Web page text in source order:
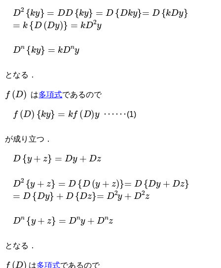
D2 {ky DD{ ky}= {Dky} D{ kDy }
k{D(Dy)}= D2y
Dn {k y kDn
となる．
( D) は多項式であるので
( D){ ky }= ( D )y ･･････(1)
が成り立つ．
D {y = y+
D2 {y + z} {D(y+z ) D{ Dy z}
= D{Dy}+ D{Dz} = D2y + D2z
Dn { }= ny nz
となる．
( D) は多項式であるので